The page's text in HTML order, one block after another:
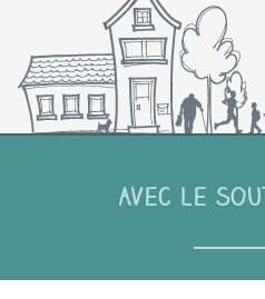
Avec le